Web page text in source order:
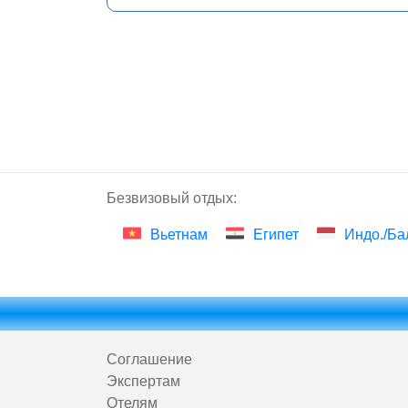
Безвизовый отдых:
Вьетнам Египет Индо./
Соглашение
Экспертам
Отелям